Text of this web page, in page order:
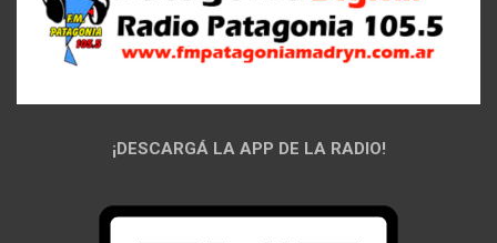
¡DESCARGÁ LA APP DE LA RADIO!